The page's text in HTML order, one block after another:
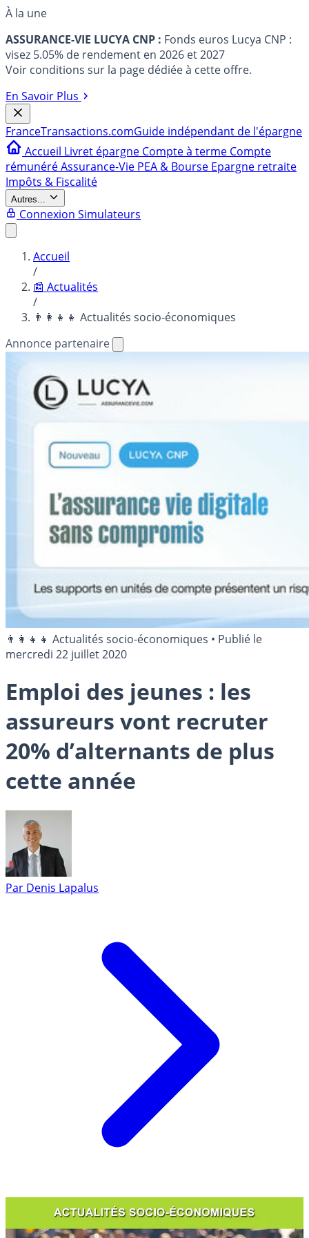
À la une
ASSURANCE-VIE LUCYA CNP : Fonds euros Lucya CNP :
visez 5.05% de rendement en 2026 et 2027
Voir conditions sur la page dédiée à cette offre.
En Savoir Plus
FranceTransactions.comGuide indépendant de l'épargne
Accueil Livret épargne Compte à terme Compte
rémunéréAssurance-Vie PEA & Bourse Epargne retraite
Impôts & Fiscalité
Autres...
Connexion Simulateurs
Accueil
/
📰 Actualités
/
👨‍👩‍👧‍👧 Actualités socio-économiques
Annonce partenaire
👨‍👩‍👧‍👧 Actualités socio-économiques • Publié le
mercredi 22 juillet 2020
Emploi des jeunes : les
assureurs vont recruter
20% d’alternants de plus
cette année
Par Denis Lapalus